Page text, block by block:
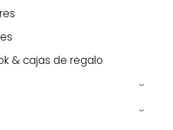
& cajas de regalo
›
›